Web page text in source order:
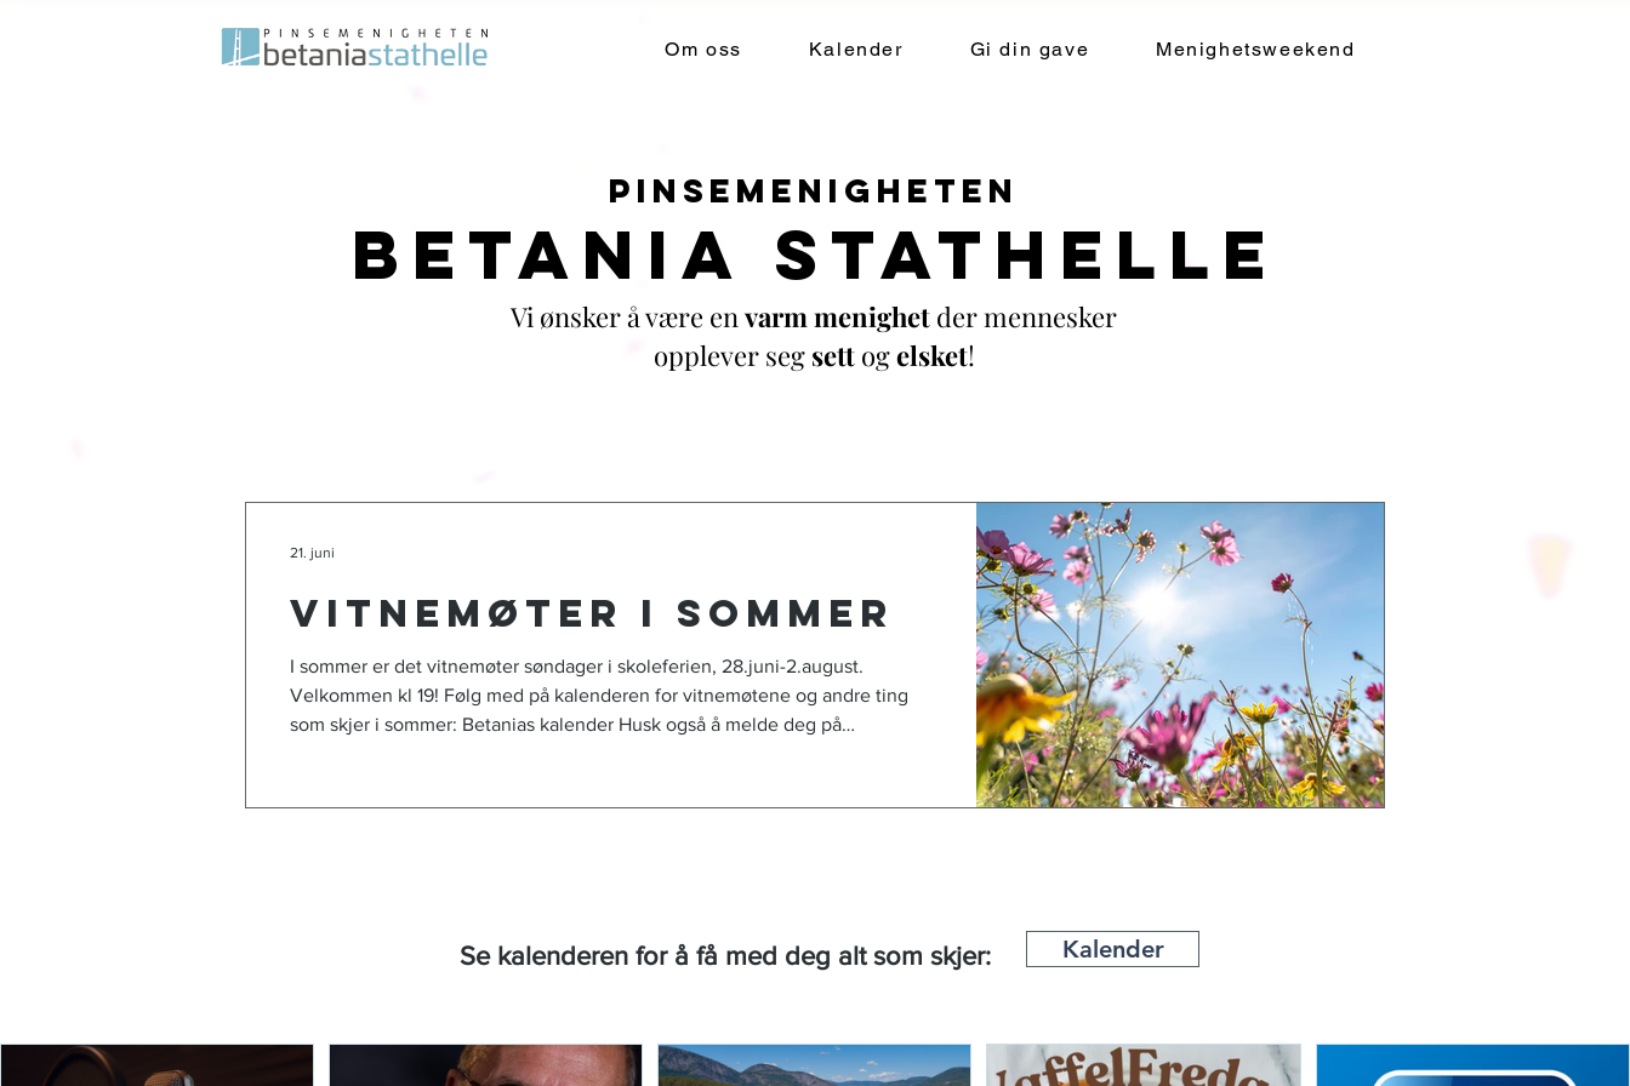
Om oss Kalender Gi din gave Menighetsweekend
Pinsemenigheten
BETANIA STATHELLE
Vi ønsker å være envarm menighet der mennesker
opplever seg sett ogelsket!
Vitnemøter i sommer
I sommer er det vitnemøter søndager i skoleferien, 28.juni-2.august.
Velkommen kl 19! Følg med på kalenderen for vitnemøtene og andre ting
som skjer i sommer: Betanias kalender Husk også å melde deg på
21. juni
Se kalenderen for å få med deg alt som skjer: Kalender